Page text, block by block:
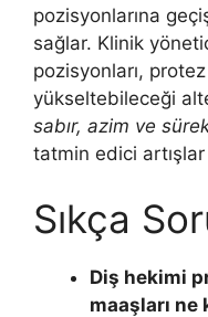
pozisyonlarına
sağlar. Klinik
pozisyonları,
yükseltebileceği
sabır, azim ve
tatmin edici
Sıkça
Diş hekimi
maaşları